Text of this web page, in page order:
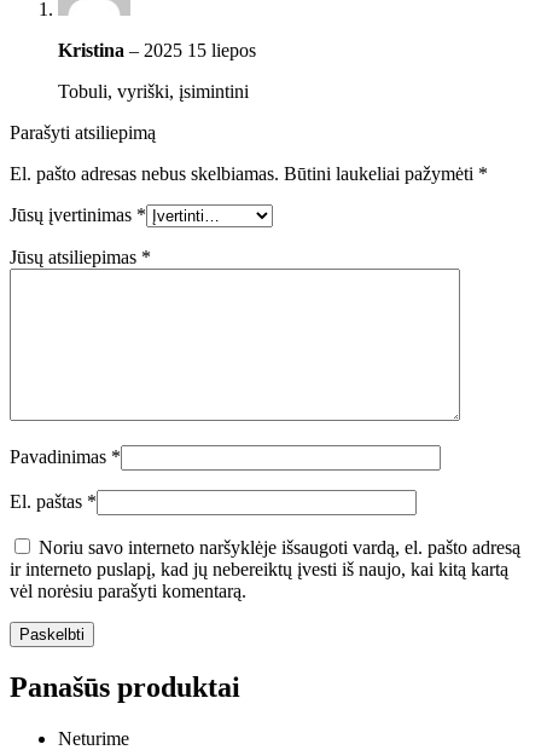
Kristina – 2025 15 liepos
Tobuli, vyriški, įsimintini
Parašyti atsiliepimą
El. pašto adresas nebus skelbiamas. Būtini laukeliai pažymėti *
Jūsų įvertinimas *
Jūsų atsiliepimas *
Pavadinimas *
El. paštas *
Noriu savo interneto naršyklėje išsaugoti vardą, el. pašto adresą
ir interneto puslapį, kad jų nebereiktų įvesti iš naujo, kai kitą kartą
vėl norėsiu parašyti komentarą.
Panašūs produktai
Neturime